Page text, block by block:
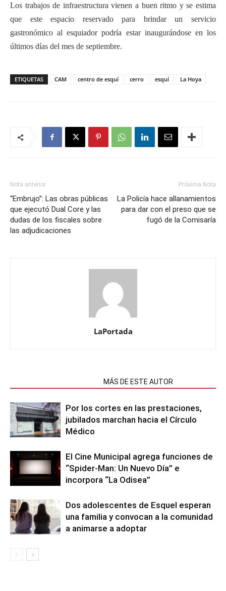
Los trabajos de infraestructura vienen a buen ritmo y se estima
que este espacio reservado para brindar un servicio
gastronómico al esquiador podría estar inaugurándose en los
últimos días del mes de septiembre.
ETIQUETAS CAM centro de esquí cerro esquí La Hoya
Nota anterior
“Embrujo”: Las obras públicas
que ejecutó Dual Core y las
dudas de los fiscales sobre
las adjudicaciones
Próxima Nota
La Policía hace allanamientos
para dar con el preso que se
fugó de la Comisaría
LaPortada
MÁS DE ESTE AUTOR
Por los cortes en las prestaciones,
jubilados marchan hacia el Círculo
Médico
El Cine Municipal agrega funciones de
“Spider-Man: Un Nuevo Día” e
incorpora “La Odisea”
Dos adolescentes de Esquel esperan
una familia y convocan a la comunidad
a animarse a adoptar